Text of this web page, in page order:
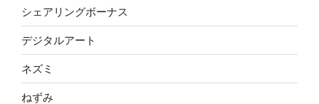
シェアリングボーナス
デジタルアート
ネズミ
ねずみ